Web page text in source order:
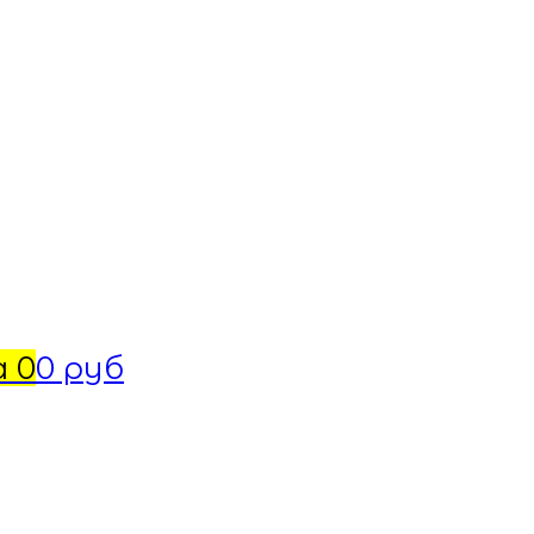
00 руб